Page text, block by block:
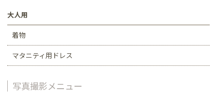
大人用
着物
マタニティ用ドレス
写真撮影メニュー